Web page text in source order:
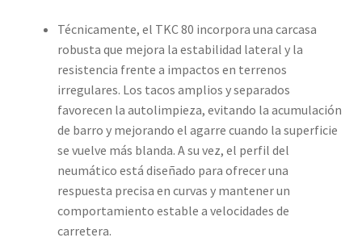
Técnicamente, el TKC 80 incorpora una carcasa
robusta que mejora la estabilidad lateral y la
resistencia frente a impactos en terrenos
irregulares. Los tacos amplios y separados
favorecen la autolimpieza, evitando la acumulación
de barro y mejorando el agarre cuando la superficie
se vuelve más blanda. A su vez, el perfil del
neumático está diseñado para ofrecer una
respuesta precisa en curvas y mantener un
comportamiento estable a velocidades de
carretera.